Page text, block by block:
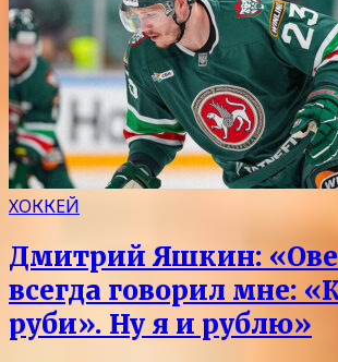
ХОККЕЙ
Дмитрий Яшкин:
всегда говорил мне:
руби». Ну я и рублю»